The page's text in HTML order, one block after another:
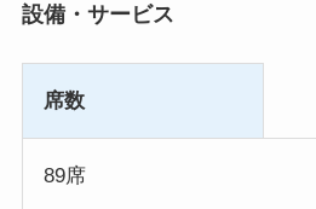
設備・サービス
席数
89席